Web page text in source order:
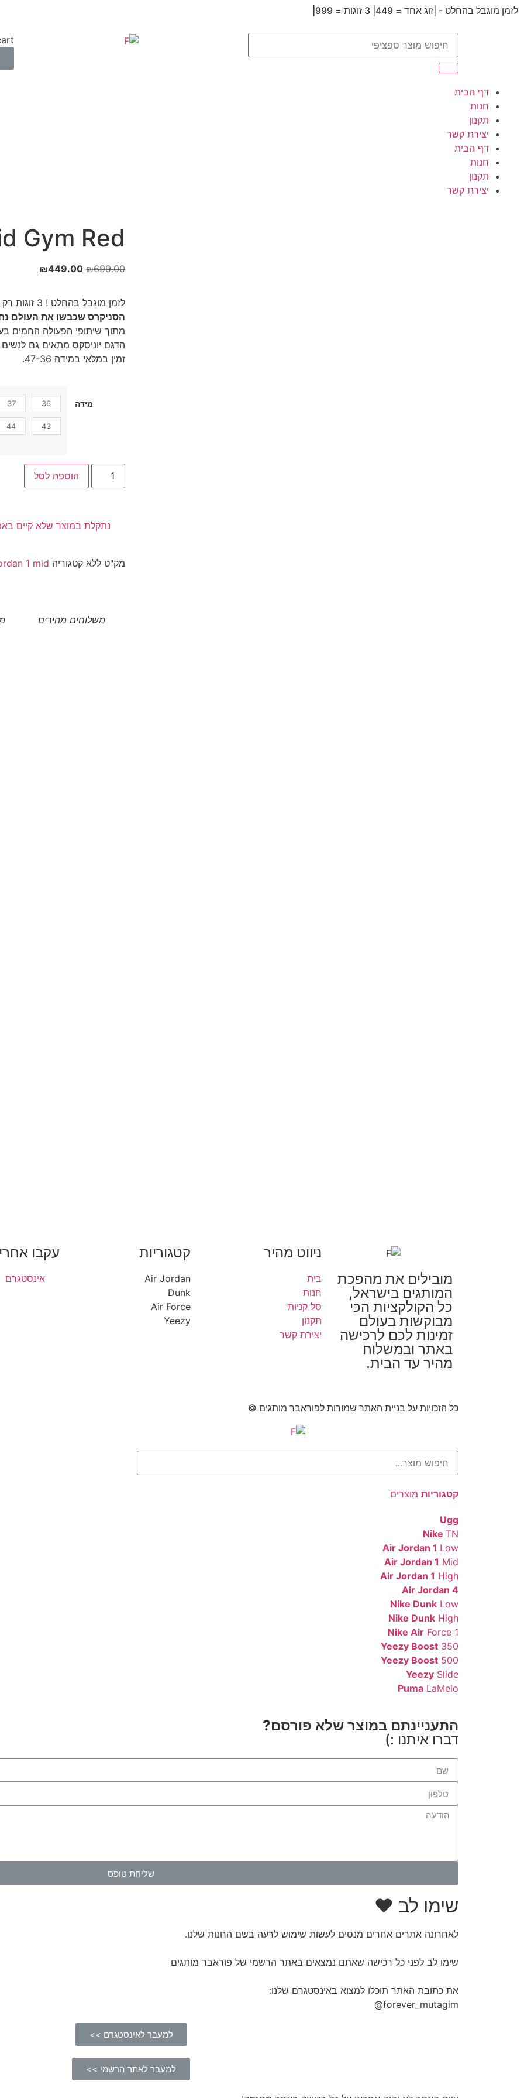
לזמן מוגבל בהחלט - |זוג אחד = 449| 3 זוגות = 999|
דף הבית
חנות
תקנון
יצירת קשר
דף הבית
חנות
תקנון
יצירת קשר
Gym Red
₪699.00
₪449.00
לזמן מוגבל בהחלט ! 3 זוגות רק ב – 999 ₪ !
הסניקרס שכבשו את העולם
מתוך שיתופי הפעולה החמים
הדגם יוניסקס מתאים גם לנשים
זמין במלאי במידה 47-36.
מידה 36
37
43
44
הוספה לסל
נתקלת במוצר שלא קיים
מק"ט ללא קטגוריה 1 mid
משלוחים מהירים
מובילים את מהפכת
המותגים בישראל,
כל הקולקציות הכי
מבוקשות בעולם
זמינות לכם לרכישה
באתר ובמשלוח
מהיר עד הבית.
ניווט מהיר
בית
חנות
סל קניות
תקנון
יצירת קשר
קטגוריות
Air Jordan
Dunk
Air Force
Yeezy
עקבו
אינסטגרם
כל הזכויות על בניית האתר שמורות לפוראבר מותגים ©
קטגוריות מוצרים
Ugg
Nike TN
Air Jordan 1 Low
Air Jordan 1 Mid
Air Jordan 1 High
Air Jordan 4
Nike Dunk Low
Nike Dunk High
Nike Air Force 1
Yeezy Boost 350
Yeezy Boost 500
Yeezy Slide
Puma LaMelo
התעניינתם במוצר שלא פורסם?
דברו איתנו :)
שליחת טופס
שימו לב ♥
לאחרונה אתרים אחרים מנסים לעשות שימוש לרעה בשם החנות שלנו.
שימו לב לפני כל רכישה שאתם נמצאים באתר הרשמי של פוראבר מותגים
את כתובת האתר תוכלו למצוא באינסטגרם שלנו:
forever_mutagim@
למעבר לאינסטגרם >>
למעבר לאתר הרשמי >>